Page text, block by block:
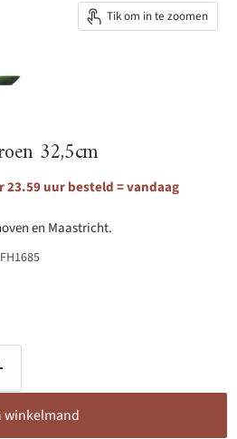
Tik om in te zoomen
32,5cm
23.59 uur besteld = vandaag
en Maastricht.
FH1685
winkelmand